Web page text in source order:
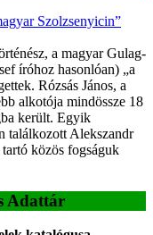
Szolzsenyicin”
a magyar Gulag-
íróhoz hasonlóan) „a
Rózsás János, a
alkotója mindössze 18
került. Egyik
találkozott Alekszandr
közös fogságuk
Adattár